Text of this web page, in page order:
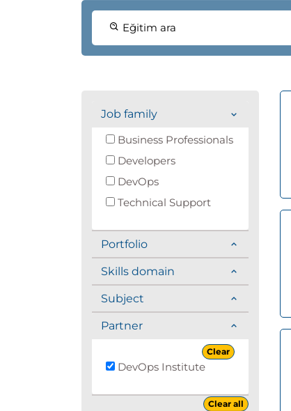
Eğitim ara
Job family
Business Professionals
Developers
DevOps
Technical Support
Portfolio
Skills domain
Subject
Partner
Clear
DevOps Institute
Clear all